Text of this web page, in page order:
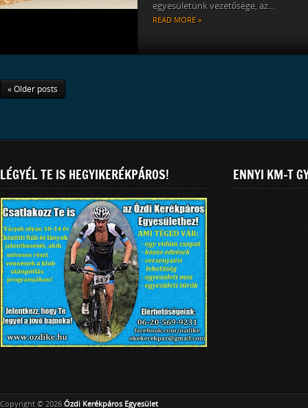
egyesületünk vezetősége, az...
READ MORE »
« Older posts
LÉGYÉL TE IS HEGYIKERÉKPÁROS! ENNYI KM-T
Copyright © 2026 Ózdi Kerékpáros Egyesület